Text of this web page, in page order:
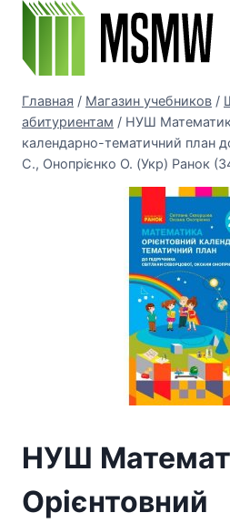
Перейти
содержимому
Главная / Магазин учебников /
абитуриентам / НУШ
календарно-тематичний план
С., Онопрієнко О. (Укр) Ранок
НУШ
Орієнтовний